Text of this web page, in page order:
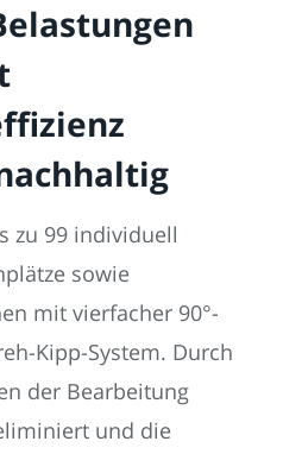
zu 99 individuell
sowie
mit vierfacher 90°-
Kipp-System. Durch
der Bearbeitung
und die